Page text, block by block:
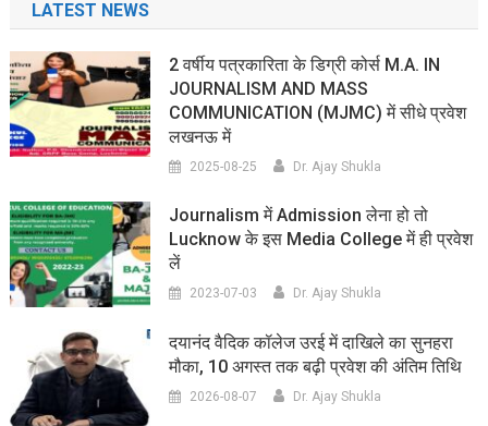
LATEST NEWS
2 वर्षीय पत्रकारिता के डिग्री कोर्स M.A. IN
JOURNALISM AND MASS
COMMUNICATION (MJMC) में सीधे प्रवेश
लखनऊ में
2025-08-25 Dr. Ajay Shukla
Journalism में Admission लेना हो तो
Lucknow के इस Media College में ही प्रवेश
लें
2023-07-03 Dr. Ajay Shukla
दयानंद वैदिक कॉलेज उरई में दाखिले का सुनहरा
मौका, 10 अगस्त तक बढ़ी प्रवेश की अंतिम तिथि
2026-08-07 Dr. Ajay Shukla